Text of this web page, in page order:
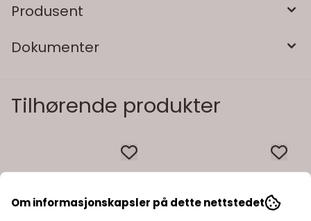
Produsent
Dokumenter
Tilhørende produkter
Om informasjonskapsler på dette nettstedet